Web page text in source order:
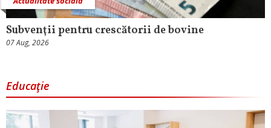
Subvenţii pentru crescătorii de bovine
07 Aug, 2026
Educaţie